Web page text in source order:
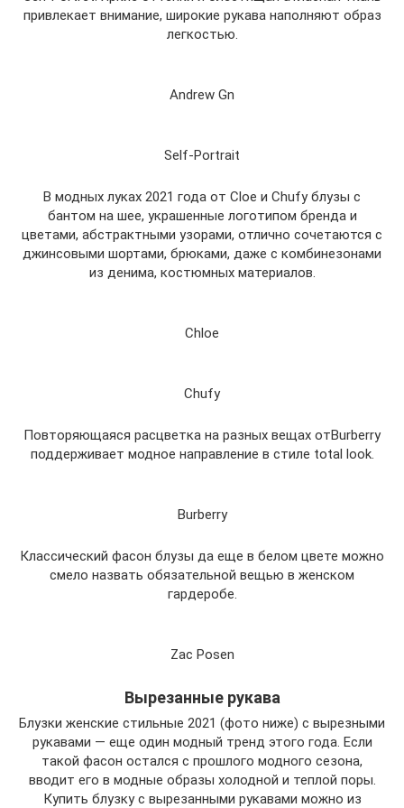
привлекает внимание, широкие рукава наполняют образ
легкостью.
Andrew Gn
Self-Portrait
В модных луках 2021 года от Cloe и Chufy блузы с
бантом на шее, украшенные логотипом бренда и
цветами, абстрактными узорами, отлично сочетаются с
джинсовыми шортами, брюками, даже с комбинезонами
из денима, костюмных материалов.
Chloе
Chufy
Повторяющаяся расцветка на разных вещах отBurberry
поддерживает модное направление в стиле total look.
Burberry
Классический фасон блузы да еще в белом цвете можно
смело назвать обязательной вещью в женском
гардеробе.
Zac Posen
Вырезанные рукава
Блузки женские стильные 2021 (фото ниже) с вырезными
рукавами — еще один модный тренд этого года. Если
такой фасон остался с прошлого модного сезона,
вводит его в модные образы холодной и теплой поры.
Купить блузку с вырезанными рукавами можно из